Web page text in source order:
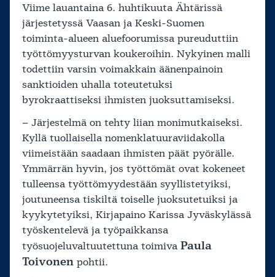
Viime lauantaina 6. huhtikuuta Ähtärissä
järjestetyssä Vaasan ja Keski-Suomen
toiminta-alueen aluefoorumissa pureuduttiin
työttömyysturvan koukeroihin. Nykyinen malli
todettiin varsin voimakkain äänenpainoin
sanktioiden uhalla toteutetuksi
byrokraattiseksi ihmisten juoksuttamiseksi.
– Järjestelmä on tehty liian monimutkaiseksi.
Kyllä tuollaisella nomenklatuuraviidakolla
viimeistään saadaan ihmisten päät pyörälle.
Ymmärrän hyvin, jos työttömät ovat kokeneet
tulleensa työttömyydestään syyllistetyiksi,
joutuneensa tiskiltä toiselle juoksutetuiksi ja
kyykytetyiksi, Kirjapaino Karissa Jyväskylässä
työskentelevä ja työpaikkansa
työsuojeluvaltuutettuna toimiva Paula
Toivonen pohtii.